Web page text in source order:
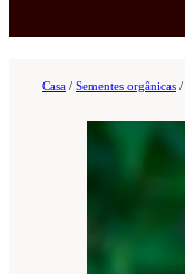
Casa / Sementes orgânicas /